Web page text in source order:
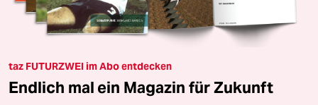
taz FUTURZWEI im Abo entdecken
Endlich mal ein Magazin für Zukunft